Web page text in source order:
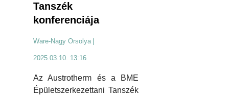
Tanszék
konferenciája
Ware-Nagy Orsolya |
2025.03.10. 13:16
Az Austrotherm és a BME
Épületszerkezettani Tanszék